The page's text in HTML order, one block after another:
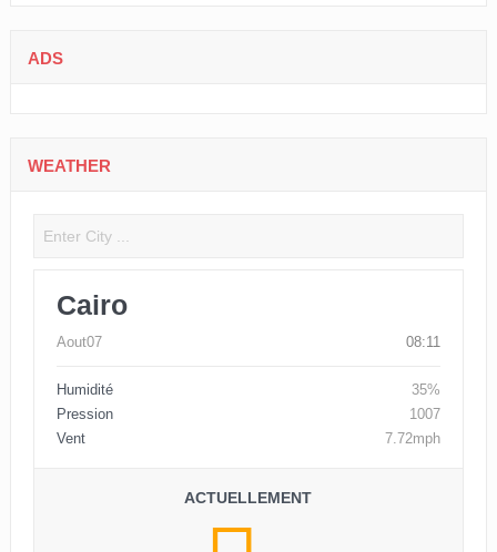
ADS
WEATHER
Cairo
Aout07 08:11
Humidité
35%
Pression
1007
Vent
7.72mph
ACTUELLEMENT